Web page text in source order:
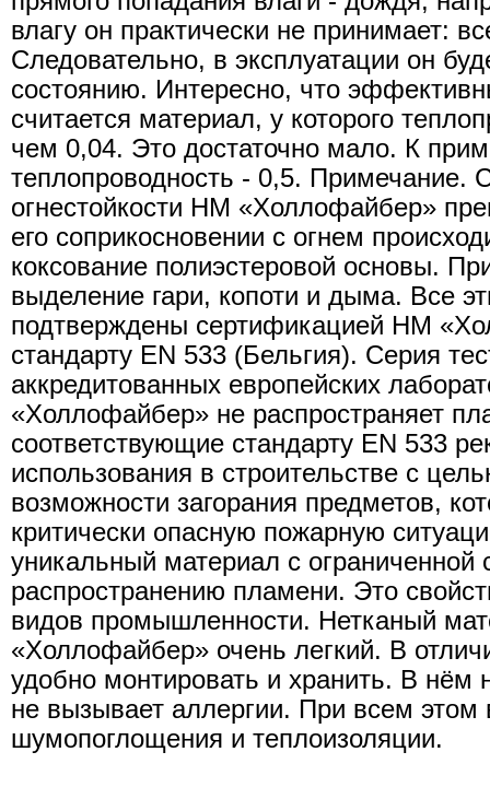
влагу он практически не принимает:
Следовательно, в эксплуатации он
состоянию. Интересно, что
считается материал, у которого
чем 0,04. Это достаточно мало. К
теплопроводность - 0,5. Примечание.
огнестойкости НМ «Холлофайбер»
его соприкосновении с огнем
коксование полиэстеровой основы.
выделение гари, копоти и дыма. Все
подтверждены сертификацией НМ
стандарту EN 533 (Бельгия). Серия
аккредитованных европейских
«Холлофайбер» не распространяет
соответствующие стандарту EN 533
использования в строительстве с
возможности загорания предметов,
критически опасную пожарную
уникальный материал с ограниченной
распроcтранению пламени. Это
видов промышленности. Нетканый
«Холлофайбер» очень легкий. В
удобно монтировать и хранить. В нём
не вызывает аллергии. При всем
шумопоглощения и теплоизоляции.